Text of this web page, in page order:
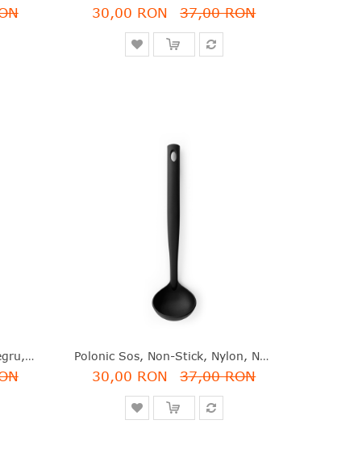
30,00 RON 37,00 RON
Tel Mic, Non-Stick, Nylon, Negru, 24.2 Cm, Black Line, Brabantia - 8710755365287 Polonic Sos, Non-Stick, Nylon, Negru, 29.6 Cm, Black Line, Brabantia - 8710755365300
30,00 RON 37,00 RON